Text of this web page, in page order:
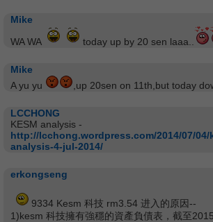
Mike
WA WA
today up by 20 sen laaa..
Mike
A yu yu
,up 20sen on 11th,but today
LCCHONG
KESM analysis -
http://lcchong.wordpress.com/2014/07/
analysis-4-jul-2014/
erkongseng
9334 Kesm 科技 rm3.54 进入的原因--
1)kesm 科技擁有強穩的資產負債表，截至